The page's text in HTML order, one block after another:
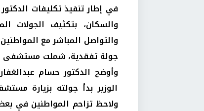
في إطار تنفيذ تكليفات
والسكان، بتكثيف الجولات
والتواصل المباشر مع
جولة تفقدية، شملت مستشفى
وأوضح الدكتور حسام
الوزير بدأ جولته بزيارة
ولاحظ تزاحم المواطنين في